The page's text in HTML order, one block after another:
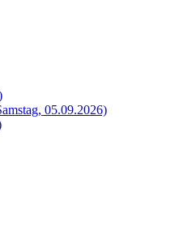
05.09.2026)